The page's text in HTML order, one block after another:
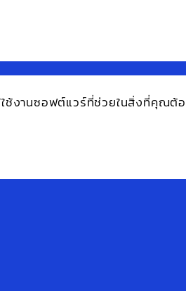
รับการ